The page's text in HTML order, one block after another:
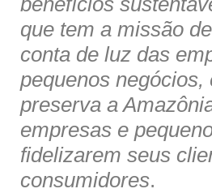
t
s
A
p
p
e
b
o
o
k
k
e
d
I
n
i
l
r
e
que tem a missão
conta de luz das
pequenos negócios,
preserva a
empresas e
fidelizarem seus
consumidores.